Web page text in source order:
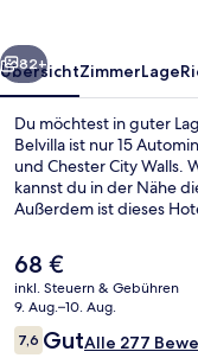
Weiter
82+
ÜbersichtZimmerLage
Du möchtest in guter
Belvilla ist nur 15
und Chester City Walls.
kannst du in der Nähe
Außerdem ist dieses
Der
aktuelle
Preis
beträgt
68 €.
68 €
inkl. Steuern & Gebühren
9. Aug.–10. Aug.
Bewertungen
7,67,6 von 10.
GutAlle 277